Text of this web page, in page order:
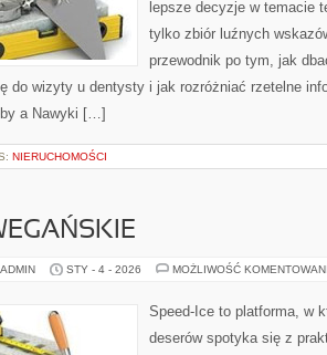
lepsze decyzje w temacie
tylko zbiór luźnych
przewodnik po tym, jak
do wizyty u dentysty i jak rozróżniać rzetelne
a Nawyki […]
NIERUCHOMOŚCI
STY - 4 - 2026 MOŻLIWOŚĆ
Speed-Ice to platforma, w
deserów spotyka się z